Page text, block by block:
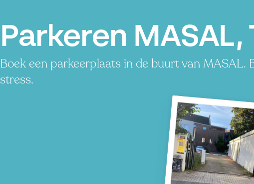
Parkeren MASAL,
Boek een parkeerplaats in de buurt van MASAL.
stress.